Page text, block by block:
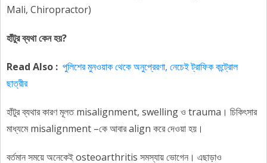
Mali, Chiropractor)
হাঁটুর ব্যথা কেন হয়?
Read Also : পুলিশের মুনওয়াক থেকে অনুপ্রেরণা, নেচেই ট্রাফিক কন্ট্রোল
ছাত্রীর
হাঁটুর ব্যথার কারণ মূলত misalignment, swelling ও trauma। চিকিৎসার
মাধ্যমে misalignment –কে আবার align করে দেওয়া হয়।
বর্তমান সময়ে অনেকেই osteoarthritis সমস্যায় ভোগেন। এছাড়াও